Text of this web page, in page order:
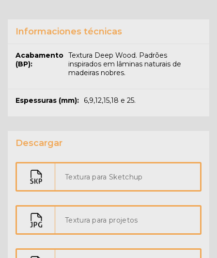
Informaciones técnicas
Acabamento
(BP):
Textura Deep Wood. Padrões
inspirados em lâminas naturais de
madeiras nobres.
Espessuras (mm): 6,9,12,15,18 e 25.
Descargar
Textura para Sketchup
Textura para projetos